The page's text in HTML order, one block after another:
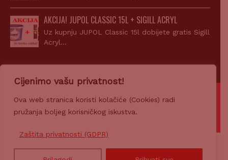
Cijenimo vašu privatnost!
Ova web stranica koristi kolačiće (Cookies) radi
pružanja boljeg korisničkog iskustva.
Zaštita privatnosti (GDPR)
AKCIJA! JUPOL CLASSIC 15L + SIGILL ACRYL
Uz kupnju JUPOL Classic 15l dobijete gratis Sigill
Acryl…
© 2007-2026 Z-PROFIL PRODAJA d.o.o.
Ponosno pokrećeCROWEB.HOST